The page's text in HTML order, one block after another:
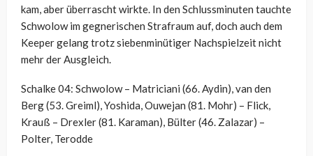
kam, aber überrascht wirkte. In den Schlussminuten tauchte
Schwolow im gegnerischen Strafraum auf, doch auch dem
Keeper gelang trotz siebenminütiger Nachspielzeit nicht
mehr der Ausgleich.
Schalke 04: Schwolow – Matriciani (66. Aydin), van den
Berg (53. Greiml), Yoshida, Ouwejan (81. Mohr) – Flick,
Krauß – Drexler (81. Karaman), Bülter (46. Zalazar) –
Polter, Terodde